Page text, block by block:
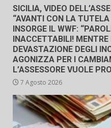
SICILIA, VIDEO
“AVANTI CON LA
INSORGE IL WWF:
INACCETTABILI!
DEVASTAZIONE DEGLI
AGONIZZA PER I
L’ASSESSORE VUOLE
7 Agosto 2026